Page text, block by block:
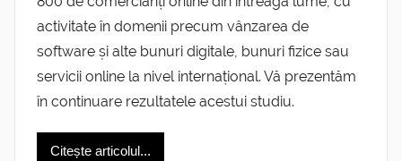
activitate în domenii precum vânzarea de
software și alte bunuri digitale, bunuri fizice sau
servicii online la nivel internațional. Vă prezentăm
în continuare rezultatele acestui studiu.
Citește articolul...